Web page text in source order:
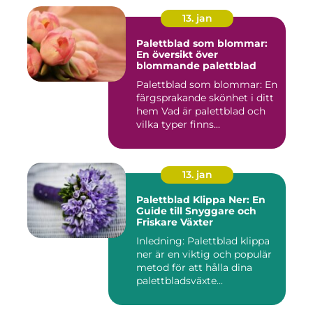
13. jan
Palettblad som blommar:
En översikt över
blommande palettblad
Palettblad som blommar: En
färgsprakande skönhet i ditt
hem Vad är palettblad och
vilka typer finns...
13. jan
Palettblad Klippa Ner: En
Guide till Snyggare och
Friskare Växter
Inledning: Palettblad klippa
ner är en viktig och populär
metod för att hålla dina
palettbladsväxte...